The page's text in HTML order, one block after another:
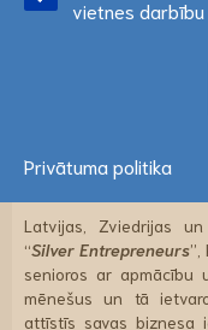
2024. gada 9.
Sabiedrībai
cilvēki būtu ekonomiski
Latvijas, Zviedrijas
“Silver Entrepreneurs
senioros ar apmācību
mēnešus un tā
attīstīs savas biznesa
vietnes darbību
Privātuma politika